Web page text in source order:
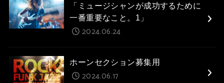
「ミュージシャンが成功するために
一番重要なこと。1」
2024.06.24
ホーンセクション募集用
2024.06.17